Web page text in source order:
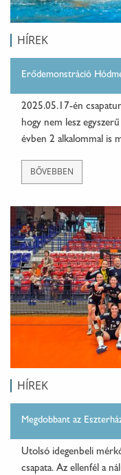
HÍREK
Erődemonstráció
2025.05.17-én
hogy nem lesz
évben 2 alkalommal is
BŐVEBBEN
HÍREK
Megdobbant az
Utolsó idegenbeli
csapata. Az ellenfél a